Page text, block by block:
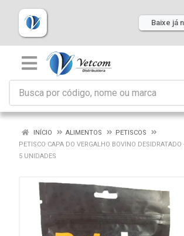
Baixe já
INÍCIO ALIMENTOS
PETISCOS
PETISCO CAPA DO VERGALHO BOVINO DESIDRATADO
5 UNIDADES